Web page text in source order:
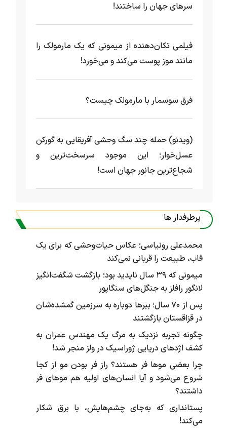
سرهای جهان را ساختند!
فیلمی تکان‌دهنده از میمونی که یک مارمولک را
مانند موز پوست می‌کند و می‌خورد!
فرق سوسمار با مارمولک چیست؟
(ویدئو) حمله چند سگ وحشی آفریقایی به گورکن
عسل‌خوار؛ این موجود سرسخت‌ترین و
شجاع‌ترین جانور جهان است!
پرطرفدار ها
محمدعلی رونیاسی؛ عکاس حیات‌وحشی که برای یک
قاب، طبیعت را قربانی نمی‌کند
میمونی که ۳۹ سال ناپدید بود؛ بازگشت شگفت‌انگیز
لانگور رافلز به جنگل‌های سنگاپور
پس از ۷۰ سال؛ ببرها دوباره به سرزمین گمشده‌شان
در قزاقستان بازگشتند
چگونه تجربه نزدیک به مرگ یک مهندس عمران به
کشف اژد‌های دریایی ژوراسیک در ولز منجر شد!
چرا بعضی موها فر هستند؟ راز فر بودن مو از کجا
شروع می‌شود و آیا انسان‌های اولیه هم موهای فر
داشتند؟
پستانداری که به‌جای چشم‌هایش، با برق شکار
می‌کند!